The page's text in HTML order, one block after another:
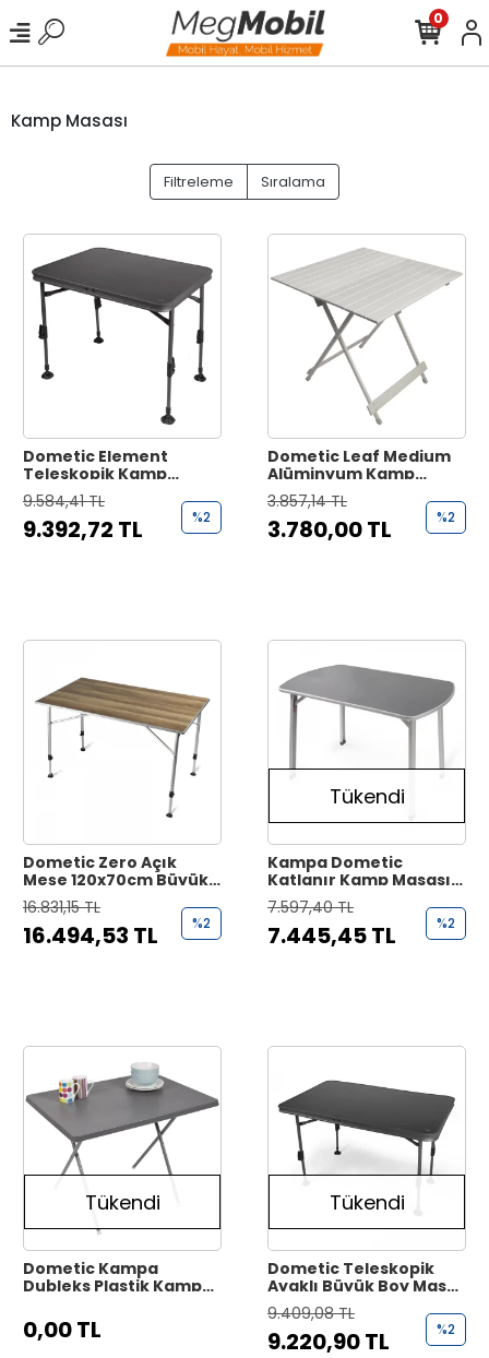
0
Kamp Masası
Filtreleme Sıralama
Dometic Element
Teleskopik Kamp
Masası 60x80 cm
9.584,41 TL
9.392,72 TL %2
Dometic Leaf Medium
Alüminyum Kamp
Masası
3.857,14 TL
3.780,00 TL %2
Dometic Zero Açık
Meşe 120x70cm Büyük
Kamp Masası
16.831,15 TL
16.494,53 TL %2
Tükendi
Kampa Dometic
Katlanır Kamp Masası
(110x70cm)
7.597,40 TL
7.445,45 TL %2
Tükendi
Dometic Kampa
Dubleks Plastik Kamp
0,00 TL
Tükendi
Dometic Teleskopik
Ayaklı Büyük Boy Masa
(115x70cm)
9.409,08 TL
9.220,90 TL %2